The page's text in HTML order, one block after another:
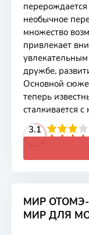
необычное
множество
привлекает
дружбе,
Основной
теперь
сталкивается
3.1
4 5 6 7 8 9
МИР
МИР ДЛЯ